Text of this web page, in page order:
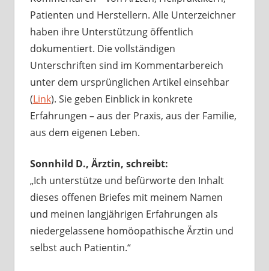
Patienten und Herstellern. Alle Unterzeichner
haben ihre Unterstützung öffentlich
dokumentiert. Die vollständigen
Unterschriften sind im Kommentarbereich
unter dem ursprünglichen Artikel einsehbar
(Link). Sie geben Einblick in konkrete
Erfahrungen – aus der Praxis, aus der Familie,
aus dem eigenen Leben.
Sonnhild D., Ärztin, schreibt:
„Ich unterstütze und befürworte den Inhalt
dieses offenen Briefes mit meinem Namen
und meinen langjährigen Erfahrungen als
niedergelassene homöopathische Ärztin und
selbst auch Patientin.“